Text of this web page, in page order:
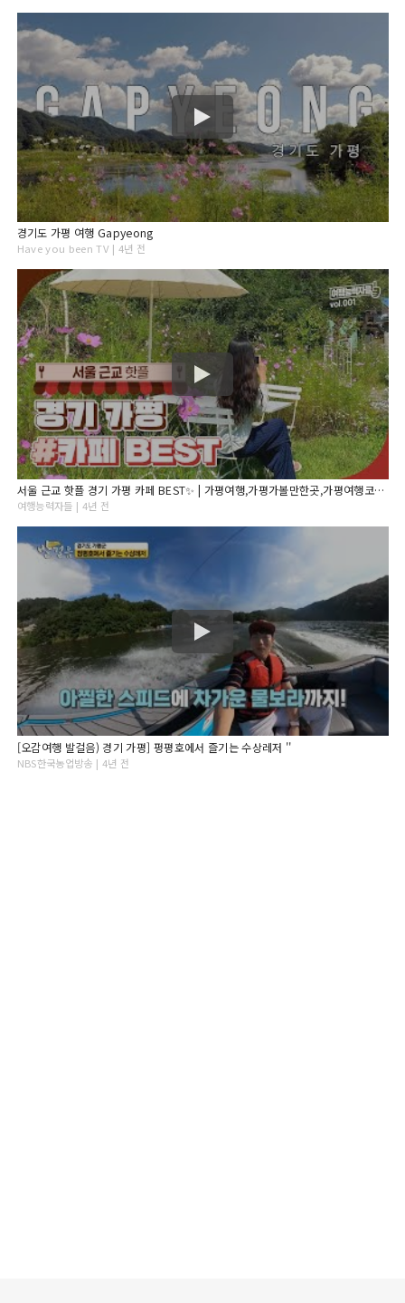
경기도 가평 여행 Gapyeong
Have you been TV | 4년 전
서울 근교 핫플 경기 가평 카페 BEST✨ | 가평여행,가평가볼만한곳,가평여행코스,경기도가볼만한곳, 서울근교가볼만한곳,가평카페,서울근교드라이브,서울근교카페,경기도카페,가평데이트
여행능력자들 | 4년 전
[오감여행 발걸음) 경기 가평] 펑평호에서 즐기는 수상레저 ''
NBS한국농업방송 | 4년 전